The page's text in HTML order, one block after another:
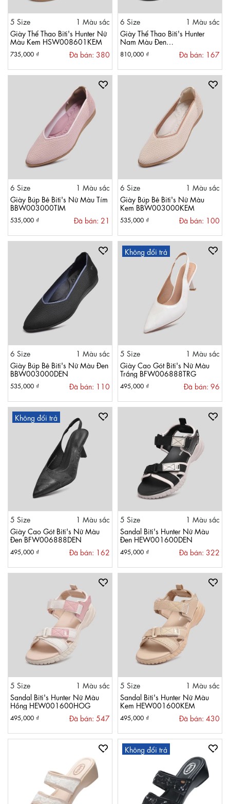
5 Size
1 Màu sắc
Giày Thể Thao Biti's Hunter Nữ
Màu Kem HSW008601KEM
735,000 ₫ Đã bán: 380
6 Size
1 Màu sắc
Giày Thể Thao Biti's Hunter
Nam Màu Đen
810,000 ₫ Đã bán: 167
6 Size
1 Màu sắc
Giày Búp Bê Biti's Nữ Màu Tím
BBW003000TIM
535,000 ₫ Đã bán: 21
6 Size
1 Màu sắc
Giày Búp Bê Biti's Nữ Màu
Kem BBW003000KEM
535,000 ₫ Đã bán: 100
6 Size
1 Màu sắc
Giày Búp Bê Biti's Nữ Màu Đen
BBW003000DEN
535,000 ₫ Đã bán: 110
Không đổi trả
5 Size
1 Màu sắc
Giày Cao Gót Biti's Nữ Màu
Trắng BFW006888TRG
495,000 ₫ Đã bán: 96
Không đổi trả
5 Size
1 Màu sắc
Giày Cao Gót Biti's Nữ Màu
Đen BFW006888DEN
495,000 ₫ Đã bán: 162
5 Size
1 Màu sắc
Sandal Biti's Hunter Nữ Màu
Đen HEW001600DEN
495,000 ₫ Đã bán: 322
5 Size
1 Màu sắc
Sandal Biti's Hunter Nữ Màu
Hồng HEW001600HOG
495,000 ₫ Đã bán: 547
5 Size
1 Màu sắc
Sandal Biti's Hunter Nữ Màu
Kem HEW001600KEM
495,000 ₫ Đã bán: 430
Không đổi trả